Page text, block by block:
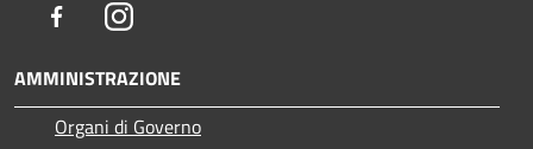
FacebookInstagram
AMMINISTRAZIONE
Organi di Governo